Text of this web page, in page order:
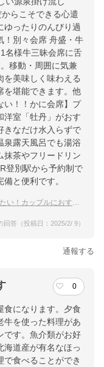
らこそできる心遣
ゆったりのんびり過
！別々会席 舟盛・牛
名様牛三昧会席に舌
移動・周囲に気兼
を美味しく味わえる
を堪能できます。他
い！！かに会席】プ
洋室「牡丹」がおす
きなだけ水入らずで
泉露天風呂でも湯浴
抹茶やフリードリン
登別駅から予約制で
と便利です。
ップルにおすすめな宿は？
答（投稿日：2025/2/ 9）
通報する
0
食になります。夕食
牛を使った料理があ
です。魚介類がお好
海道産が有名なほっ
で食べることができ